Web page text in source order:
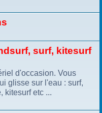
surf, kitesurf
d'occasion. Vous
glisse sur l'eau : surf,
etc ...